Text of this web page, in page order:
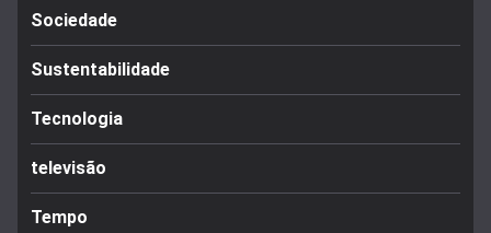
Sociedade
Sustentabilidade
Tecnologia
televisão
Tempo